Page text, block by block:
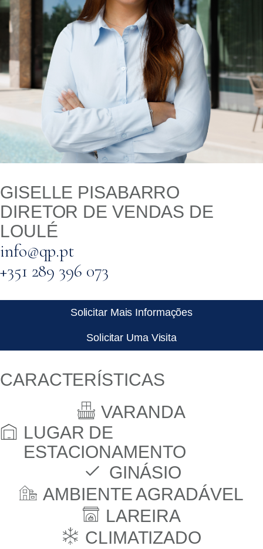
GISELLE PISABARRO
DIRETOR DE VENDAS DE
LOULÉ
info@qp.pt
+351 289 396 073
Solicitar Mais Informações
Solicitar Uma Visita
CARACTERÍSTICAS
VARANDA
LUGAR DE
ESTACIONAMENTO
GINÁSIO
AMBIENTE AGRADÁVEL
LAREIRA
CLIMATIZADO